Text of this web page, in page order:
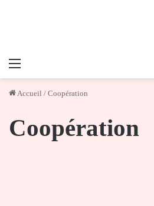
Menu
Accueil / Coopération
Coopération